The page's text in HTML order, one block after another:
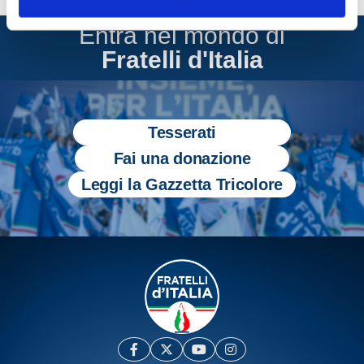
Entra nel mondo di
Fratelli d'Italia
Tesserati
Fai una donazione
Leggi la Gazzetta Tricolore